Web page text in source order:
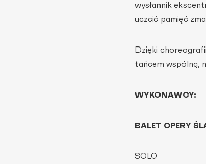
wysłannik
uczcić pamięć
Dzięki
tańcem wspólną,
WYKONAWCY:
BALET OPERY
SOLO